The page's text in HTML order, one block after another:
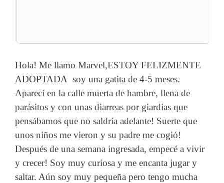
Hola! Me llamo Marvel,ESTOY FELIZMENTE
ADOPTADA soy una gatita de 4-5 meses.
Aparecí en la calle muerta de hambre, llena de
parásitos y con unas diarreas por giardias que
pensábamos que no saldría adelante! Suerte que
unos niños me vieron y su padre me cogió!
Después de una semana ingresada, empecé a vivir
y crecer! Soy muy curiosa y me encanta jugar y
saltar. Aún soy muy pequeña pero tengo mucha